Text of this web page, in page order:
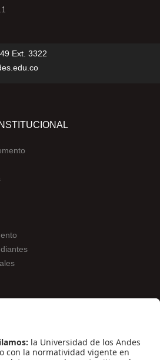
Ext. 3322